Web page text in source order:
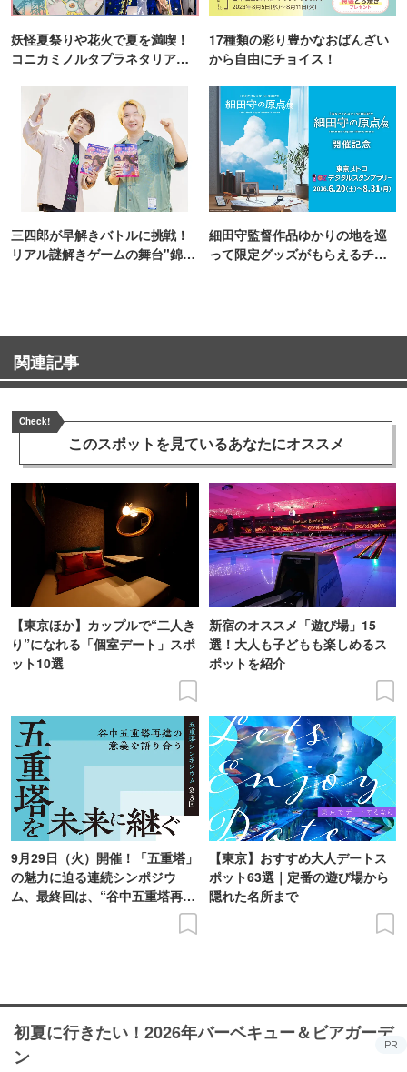
妖怪夏祭りや花火で夏を満喫！
コニカミノルタプラネタリア
17種類の彩り豊かなおばんざい
から自由にチョイス！
三四郎が早解きバトルに挑戦！
リアル謎解きゲームの舞台"錦糸
細田守監督作品ゆかりの地を巡
って限定グッズがもらえるチャ
関連記事
Check!
このスポットを見ているあなたにオススメ
【東京ほか】カップルで“二人き
り”になれる「個室デート」スポ
ット10選
新宿のオススメ「遊び場」15
選！大人も子どもも楽しめるス
ポットを紹介
9月29日（火）開催！「五重塔」
の魅力に迫る連続シンポジウ
ム、最終回は、“谷中五重塔再建
【東京】おすすめ大人デートス
ポット63選｜定番の遊び場から
隠れた名所まで
初夏に行きたい！2026年バーベキュー＆ビアガーデ
ン
PR